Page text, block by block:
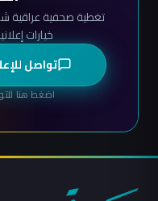
تغطية صحفية عراقية
خيارات
تواصل للإعلان:
اضغط هنا